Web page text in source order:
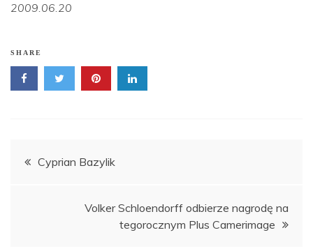
2009.06.20
SHARE
Nawigacja
Cyprian Bazylik
Volker Schloendorff odbierze nagrodę na
tegorocznym Plus Camerimage